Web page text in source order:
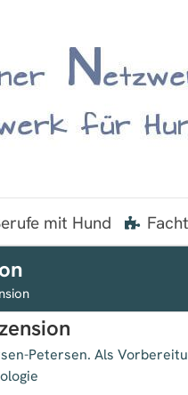
mit Hund
Petersen. Als